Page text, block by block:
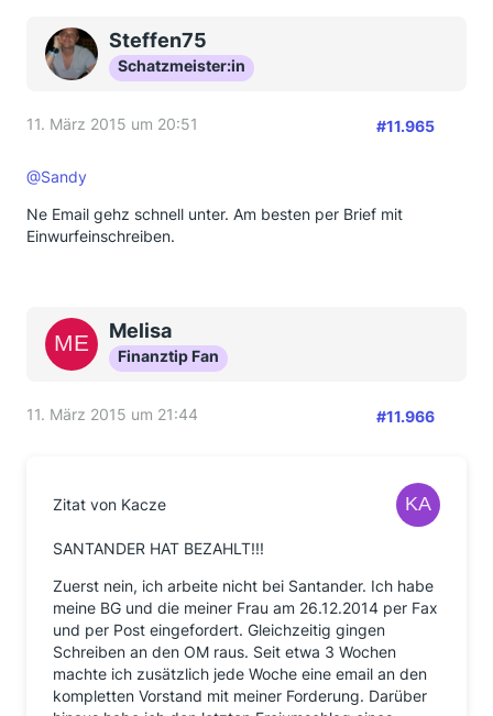
Steffen75
Schatzmeister:in
11. März 2015 um 20:51 #11.965
@Sandy
Ne Email gehz schnell unter. Am besten per Brief mit
Einwurfeinschreiben.
Melisa
Finanztip Fan
11. März 2015 um 21:44 #11.966
Zitat von Kacze
SANTANDER HAT BEZAHLT!!!
Zuerst nein, ich arbeite nicht bei Santander. Ich habe
meine BG und die meiner Frau am 26.12.2014 per Fax
und per Post eingefordert. Gleichzeitig gingen
Schreiben an den OM raus. Seit etwa 3 Wochen
machte ich zusätzlich jede Woche eine email an den
kompletten Vorstand mit meiner Forderung. Darüber